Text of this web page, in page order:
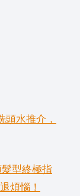
水推介，
型終極指
煩惱！